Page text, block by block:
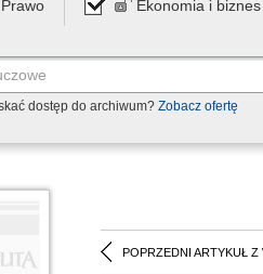
Prawo Ekonomia i biznes
dostęp do archiwum? Zobacz ofertę
POPRZEDNI ARTYKUŁ Z